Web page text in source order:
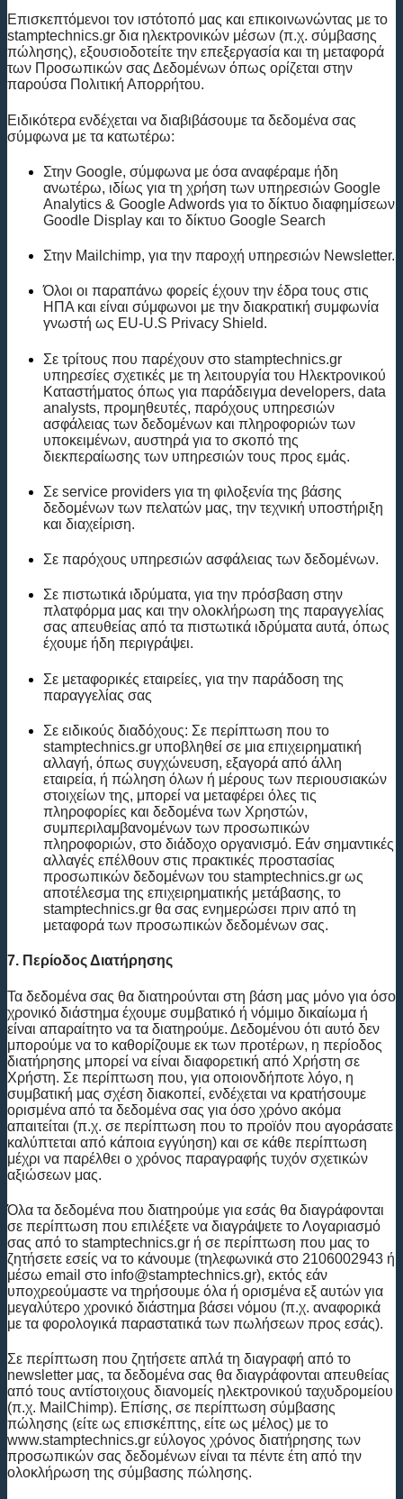
Επισκεπτόμενοι τον ιστότοπό μας και επικοινωνώντας με το
stamptechnics.gr δια ηλεκτρονικών μέσων (π.χ. σύμβασης
πώλησης), εξουσιοδοτείτε την επεξεργασία και τη μεταφορά
των Προσωπικών σας Δεδομένων όπως ορίζεται στην
παρούσα Πολιτική Απορρήτου.
Ειδικότερα ενδέχεται να διαβιβάσουμε τα δεδομένα σας
σύμφωνα με τα κατωτέρω:
Στην Google, σύμφωνα με όσα αναφέραμε ήδη
ανωτέρω, ιδίως για τη χρήση των υπηρεσιών Google
Analytics & Google Adwords για το δίκτυο διαφημίσεων
Goodle Display και το δίκτυο Google Search
Στην Mailchimp, για την παροχή υπηρεσιών Newsletter.
Όλοι οι παραπάνω φορείς έχουν την έδρα τους στις
ΗΠΑ και είναι σύμφωνοι με την διακρατική συμφωνία
γνωστή ως EU-U.S Privacy Shield.
Σε τρίτους που παρέχουν στο stamptechnics.gr
υπηρεσίες σχετικές με τη λειτουργία του Ηλεκτρονικού
Καταστήματος όπως για παράδειγμα developers, data
analysts, προμηθευτές, παρόχους υπηρεσιών
ασφάλειας των δεδομένων και πληροφοριών των
υποκειμένων, αυστηρά για το σκοπό της
διεκπεραίωσης των υπηρεσιών τους προς εμάς.
Σε service providers για τη φιλοξενία της βάσης
δεδομένων των πελατών μας, την τεχνική υποστήριξη
και διαχείριση.
Σε παρόχους υπηρεσιών ασφάλειας των δεδομένων.
Σε πιστωτικά ιδρύματα, για την πρόσβαση στην
πλατφόρμα μας και την ολοκλήρωση της παραγγελίας
σας απευθείας από τα πιστωτικά ιδρύματα αυτά, όπως
έχουμε ήδη περιγράψει.
Σε μεταφορικές εταιρείες, για την παράδοση της
παραγγελίας σας
Σε ειδικούς διαδόχους: Σε περίπτωση που το
stamptechnics.gr υποβληθεί σε μια επιχειρηματική
αλλαγή, όπως συγχώνευση, εξαγορά από άλλη
εταιρεία, ή πώληση όλων ή μέρους των περιουσιακών
στοιχείων της, μπορεί να μεταφέρει όλες τις
πληροφορίες και δεδομένα των Χρηστών,
συμπεριλαμβανομένων των προσωπικών
πληροφοριών, στο διάδοχο οργανισμό. Εάν σημαντικές
αλλαγές επέλθουν στις πρακτικές προστασίας
προσωπικών δεδομένων του stamptechnics.gr ως
αποτέλεσμα της επιχειρηματικής μετάβασης, το
stamptechnics.gr θα σας ενημερώσει πριν από τη
μεταφορά των προσωπικών δεδομένων σας.
7. Περίοδος Διατήρησης
Τα δεδομένα σας θα διατηρούνται στη βάση μας μόνο για όσο
χρονικό διάστημα έχουμε συμβατικό ή νόμιμο δικαίωμα ή
είναι απαραίτητο να τα διατηρούμε. Δεδομένου ότι αυτό δεν
μπορούμε να το καθορίζουμε εκ των προτέρων, η περίοδος
διατήρησης μπορεί να είναι διαφορετική από Χρήστη σε
Χρήστη. Σε περίπτωση που, για οποιονδήποτε λόγο, η
συμβατική μας σχέση διακοπεί, ενδέχεται να κρατήσουμε
ορισμένα από τα δεδομένα σας για όσο χρόνο ακόμα
απαιτείται (π.χ. σε περίπτωση που το προϊόν που αγοράσατε
καλύπτεται από κάποια εγγύηση) και σε κάθε περίπτωση
μέχρι να παρέλθει ο χρόνος παραγραφής τυχόν σχετικών
αξιώσεων μας.
Όλα τα δεδομένα που διατηρούμε για εσάς θα διαγράφονται
σε περίπτωση που επιλέξετε να διαγράψετε το Λογαριασμό
σας από το stamptechnics.gr ή σε περίπτωση που μας το
ζητήσετε εσείς να το κάνουμε (τηλεφωνικά στο 2106002943 ή
μέσω email στο info@stamptechnics.gr), εκτός εάν
υποχρεούμαστε να τηρήσουμε όλα ή ορισμένα εξ αυτών για
μεγαλύτερο χρονικό διάστημα βάσει νόμου (π.χ. αναφορικά
με τα φορολογικά παραστατικά των πωλήσεων προς εσάς).
Σε περίπτωση που ζητήσετε απλά τη διαγραφή από το
newsletter μας, τα δεδομένα σας θα διαγράφονται απευθείας
από τους αντίστοιχους διανομείς ηλεκτρονικού ταχυδρομείου
(π.χ. MailChimp). Επίσης, σε περίπτωση σύμβασης
πώλησης (είτε ως επισκέπτης, είτε ως μέλος) με το
www.stamptechnics.gr εύλογος χρόνος διατήρησης των
προσωπικών σας δεδομένων είναι τα πέντε έτη από την
ολοκλήρωση της σύμβασης πώλησης.